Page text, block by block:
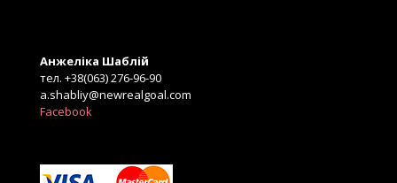
Анжеліка Шаблій
тел. +38(063) 276-96-90
a.shabliy@newrealgoal.com
Facebook